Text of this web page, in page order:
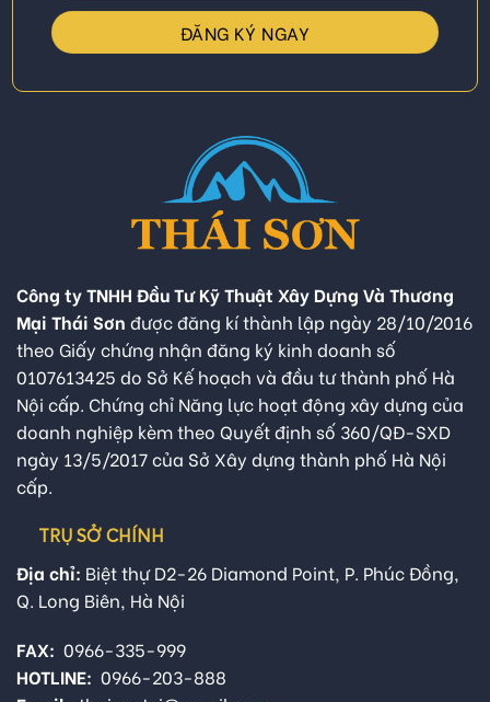
Công ty TNHH Đầu Tư Kỹ Thuật Xây Dựng Và Thương
Mại Thái Sơn được đăng kí thành lập ngày 28/10/2016
theo Giấy chứng nhận đăng ký kinh doanh số
0107613425 do Sở Kế hoạch và đầu tư thành phố Hà
Nội cấp. Chứng chỉ Năng lực hoạt động xây dựng của
doanh nghiệp kèm theo Quyết định số 360/QĐ-SXD
ngày 13/5/2017 của Sở Xây dựng thành phố Hà Nội
cấp.
TRỤ SỞ CHÍNH
Địa chỉ: Biệt thự D2-26 Diamond Point, P. Phúc Đồng,
Q. Long Biên, Hà Nội
FAX: 0966-335-999
HOTLINE: 0966-203-888